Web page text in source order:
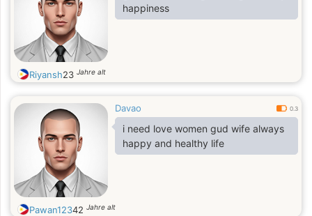
happiness
Riyansh23 Jahre alt
Davao 0.3
i need love women gud wife always
happy and healthy life
Pawan12342 Jahre alt